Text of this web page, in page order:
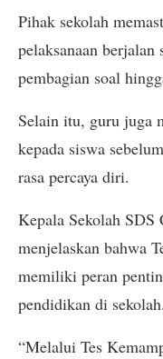
Pihak sekolah
pelaksanaan
pembagian soal
Selain itu, guru juga
kepada siswa
rasa percaya diri.
Kepala Sekolah
menjelaskan bahwa
memiliki peran
pendidikan di sekolah.
“Melalui Tes